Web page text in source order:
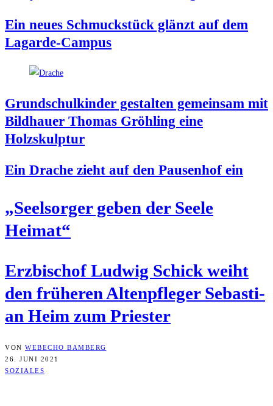
Ein neu­es Schmuck­stück glänzt auf dem
Lagarde-Campus
Grund­schul­kin­der gestal­ten gemein­sam mit
Bild­hau­er Tho­mas Gröh­ling eine
Holzskulptur
Ein Dra­che zieht auf den Pau­sen­hof ein
„Seel­sor­ger geben der See­le
Heimat“
Erz­bi­schof Lud­wig Schick weiht
den frü­he­ren Alten­pfle­ger Sebas­ti­
an Heim zum Priester
VON WEBECHO BAMBERG
26. JUNI 2021
SOZIALES